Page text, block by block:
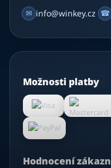
✉ info@winkey.cz ☎
Možnosti platby
Hodnocení